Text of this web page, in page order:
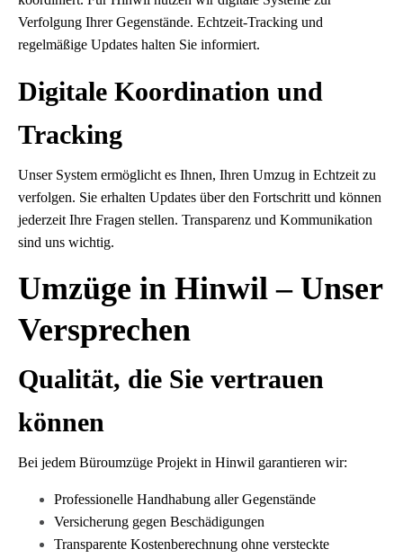
Verfolgung Ihrer Gegenstände. Echtzeit-Tracking und
regelmäßige Updates halten Sie informiert.
Digitale Koordination und
Tracking
Unser System ermöglicht es Ihnen, Ihren Umzug in Echtzeit zu
verfolgen. Sie erhalten Updates über den Fortschritt und können
jederzeit Ihre Fragen stellen. Transparenz und Kommunikation
sind uns wichtig.
Umzüge in Hinwil – Unser
Versprechen
Qualität, die Sie vertrauen
können
Bei jedem Büroumzüge Projekt in Hinwil garantieren wir:
Professionelle Handhabung aller Gegenstände
Versicherung gegen Beschädigungen
Transparente Kostenberechnung ohne versteckte